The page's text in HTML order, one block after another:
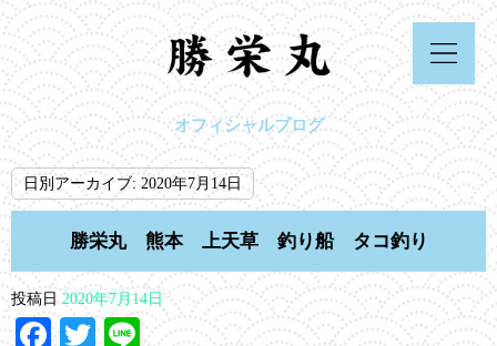
オフィシャルブログ
日別アーカイブ: 2020年7月14日
勝栄丸 熊本 上天草 釣り船 タコ釣り
投稿日 2020年7月14日
Facebook
Twitter
Line